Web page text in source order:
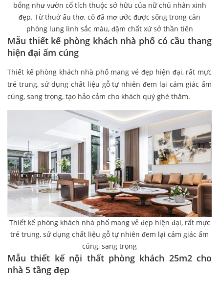
bổng như vườn cổ tích thuộc sở hữu của nữ chủ nhân xinh
đẹp. Từ thuở ấu thơ, cô đã mơ ước được sống trong căn
phòng lung linh sắc màu, đậm chất xứ sở thần tiên
Mẫu thiết kế phòng khách nhà phố có cầu thang
hiện đại ấm cúng
Thiết kế phòng khách nhà phố mang vẻ đẹp hiện đại, rất mực
trẻ trung, sử dụng chất liệu gỗ tự nhiên đem lại cảm giác ấm
cúng, sang trọng, tạo hảo cảm cho khách quý ghé thăm.
Thiết kế phòng khách nhà phố mang vẻ đẹp hiện đại, rất mực
trẻ trung, sử dụng chất liệu gỗ tự nhiên đem lại cảm giác ấm
cúng, sang trọng
Mẫu thiết kế nội thất phòng khách 25m2 cho
nhà 5 tầng đẹp